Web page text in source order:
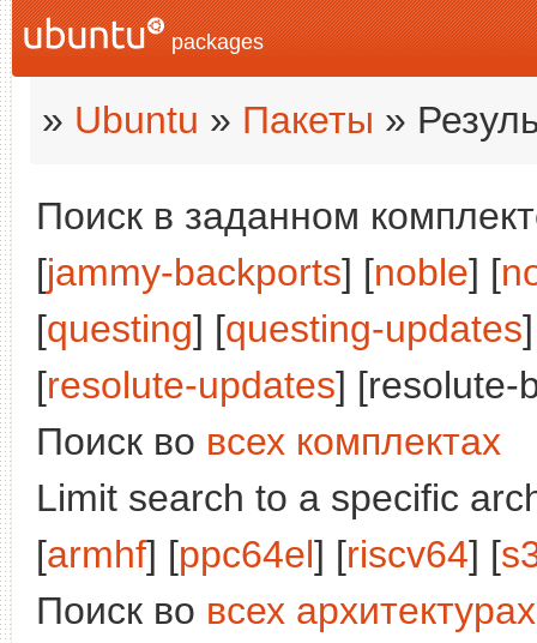
packages
» Ubuntu » Пакеты »
Поиск в заданном
[jammy-backports] [noble] [
[questing] [questing-updates
[resolute-updates] [resolute-
Поиск во всех комплектах
Limit search to a specific
[armhf] [ppc64el] [riscv64] [
Поиск во всех архитектурах